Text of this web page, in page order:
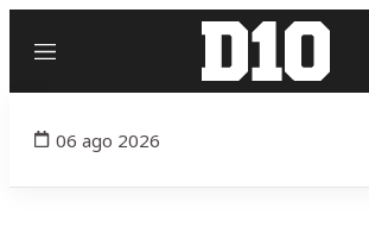
Menú
06 ago 2026